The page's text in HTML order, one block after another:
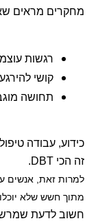
מחקרים מראים
רגשות
קושי
תחושה
כידוע, עבודה
זה הכי DBT.
למרות זאת, אנשים
מתוך חשש שלא יוכלו
חשוב לדעת